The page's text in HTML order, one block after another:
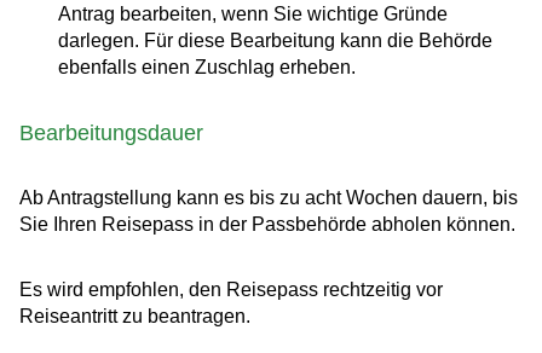
Antrag bearbeiten, wenn Sie wichtige Gründe
darlegen. Für diese Bearbeitung kann die Behörde
ebenfalls einen Zuschlag erheben.
Bearbeitungsdauer
Ab Antragstellung kann es bis zu acht Wochen dauern, bis
Sie Ihren Reisepass in der Passbehörde abholen können.
Es wird empfohlen, den Reisepass rechtzeitig vor
Reiseantritt zu beantragen.